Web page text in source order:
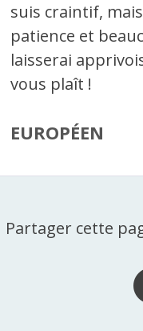
suis craintif,
patience et
laisserai
vous plaît !
EUROPÉEN
Partager cette